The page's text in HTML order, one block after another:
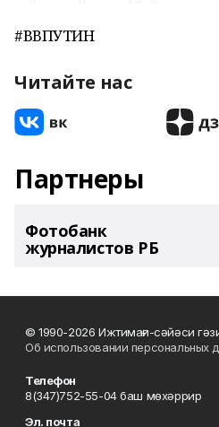
#ВВПУТИН
Читайте нас
Партнеры
Фотобанк
журналистов РБ
© 1990-2026 Ижтимағи-сәйәси
Об использовании персональных
Телефон
8(347)752-55-04 баш мөхәррир
Эл. почта